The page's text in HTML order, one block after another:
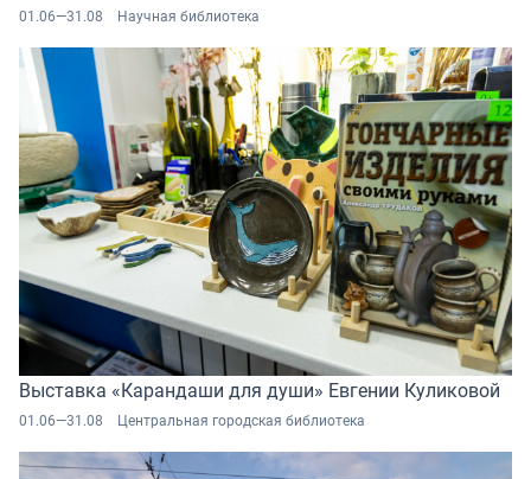
01.06—31.08 Научная библиотека
Выставка «Карандаши для души» Евгении Куликовой
01.06—31.08 Центральная городская библиотека